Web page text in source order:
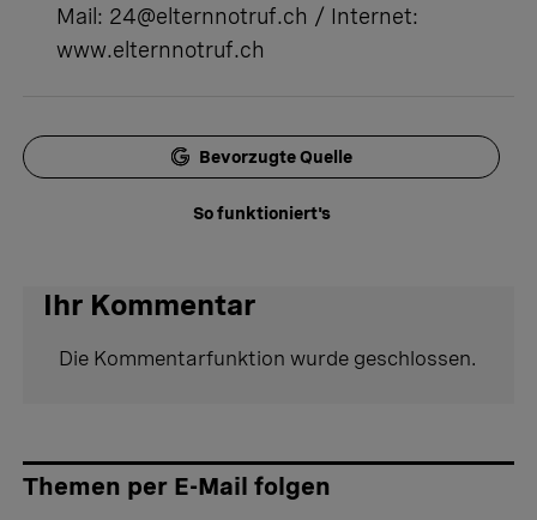
Mail: 24@elternnotruf.ch / Internet:
www.elternnotruf.ch
Bevorzugte Quelle
So funktioniert's
Ihr Kommentar
Die Kommentarfunktion wurde geschlossen.
Themen per E-Mail folgen